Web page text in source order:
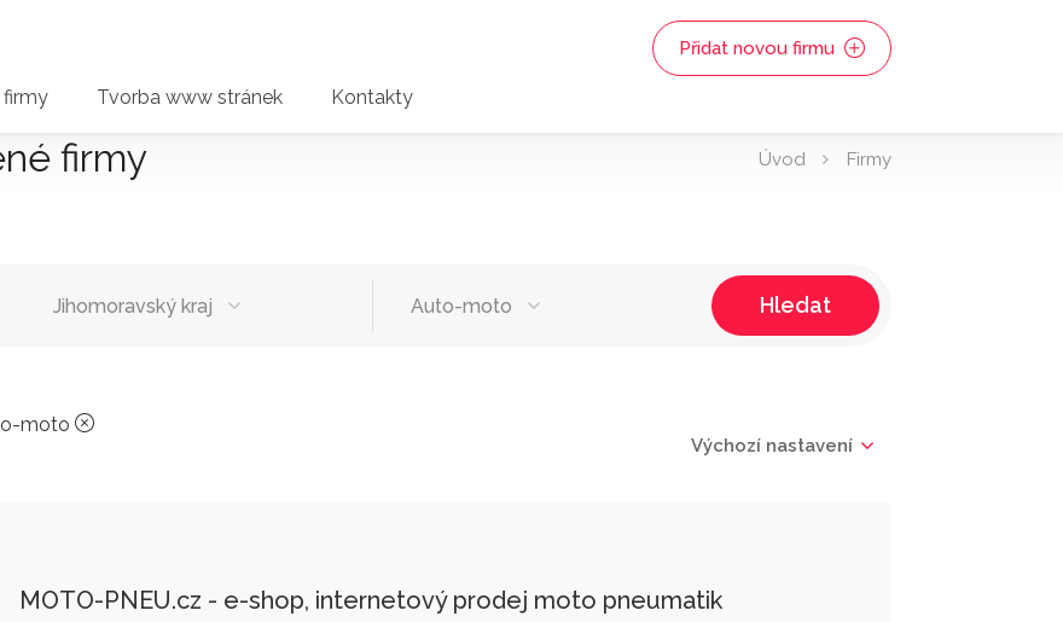
firmy Tvorba www stránek Kontakty
Přidat novou firmu
firmy Úvod Firmy
Jihomoravský kraj Auto-moto Hledat
moto
Výchozí nastavení
MOTO-PNEU.cz - e-shop, internetový prodej moto pneumatik